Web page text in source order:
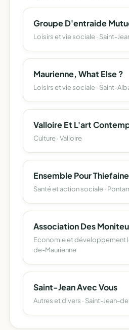
Groupe D'entraide
Loisirs et vie sociale · Saint-
Maurienne, What Else ?
Loisirs et vie sociale · Saint-
Valloire Et L'art
Culture · Valloire
Ensemble Pour Thiefaine
Santé et action sociale ·
Economie et développement
de-Maurienne
Saint-Jean Avec Vous
Autres et divers · Saint-Jean-